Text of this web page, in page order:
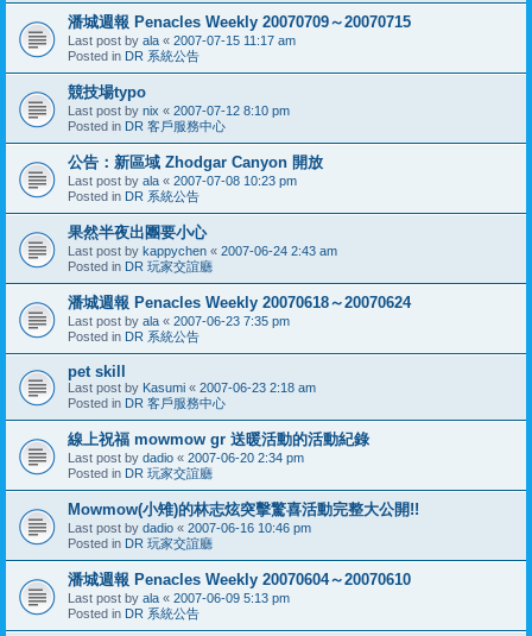
潘城週報 Penacles Weekly 20070709～20070715
Last post by ala « 2007-07-15 11:17 am
Posted in DR 系統公告
競技場typo
Last post by nix « 2007-07-12 8:10 pm
Posted in DR 客戶服務中心
公告：新區域 Zhodgar Canyon 開放
Last post by ala « 2007-07-08 10:23 pm
Posted in DR 系統公告
果然半夜出團要小心
Last post by kappychen « 2007-06-24 2:43 am
Posted in DR 玩家交誼廳
潘城週報 Penacles Weekly 20070618～20070624
Last post by ala « 2007-06-23 7:35 pm
Posted in DR 系統公告
pet skill
Last post by Kasumi « 2007-06-23 2:18 am
Posted in DR 客戶服務中心
線上祝福 mowmow gr 送暖活動的活動紀錄
Last post by dadio « 2007-06-20 2:34 pm
Posted in DR 玩家交誼廳
Mowmow(小雉)的林志炫突擊驚喜活動完整大公開!!
Last post by dadio « 2007-06-16 10:46 pm
Posted in DR 玩家交誼廳
潘城週報 Penacles Weekly 20070604～20070610
Last post by ala « 2007-06-09 5:13 pm
Posted in DR 系統公告